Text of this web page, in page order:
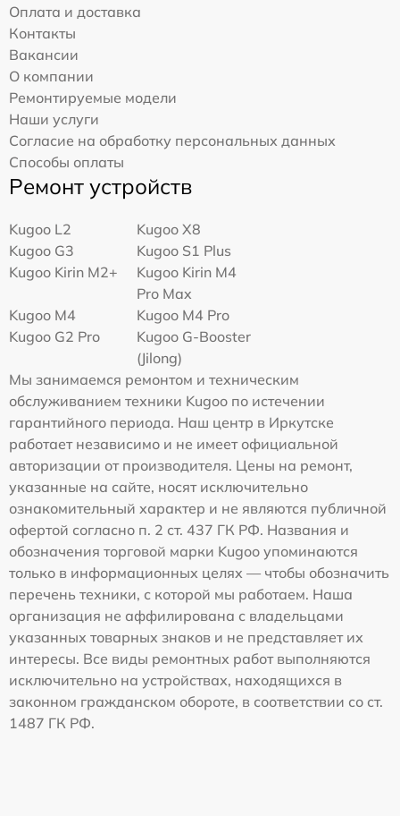
Оплата и доставка
Контакты
Вакансии
О компании
Ремонтируемые модели
Наши услуги
Согласие на обработку персональных данных
Способы оплаты
Ремонт устройств
Kugoo L2
Kugoo X8
Kugoo G3
Kugoo S1 Plus
Kugoo Kirin M2+
Kugoo Kirin M4
Pro Max
Kugoo M4
Kugoo M4 Pro
Kugoo G2 Pro
Kugoo G-Booster
(Jilong)
Мы занимаемся ремонтом и техническим
обслуживанием техники Kugoo по истечении
гарантийного периода. Наш центр в Иркутске
работает независимо и не имеет официальной
авторизации от производителя. Цены на ремонт,
указанные на сайте, носят исключительно
ознакомительный характер и не являются публичной
офертой согласно п. 2 ст. 437 ГК РФ. Названия и
обозначения торговой марки Kugoo упоминаются
только в информационных целях — чтобы обозначить
перечень техники, с которой мы работаем. Наша
организация не аффилирована с владельцами
указанных товарных знаков и не представляет их
интересы. Все виды ремонтных работ выполняются
исключительно на устройствах, находящихся в
законном гражданском обороте, в соответствии со ст.
1487 ГК РФ.